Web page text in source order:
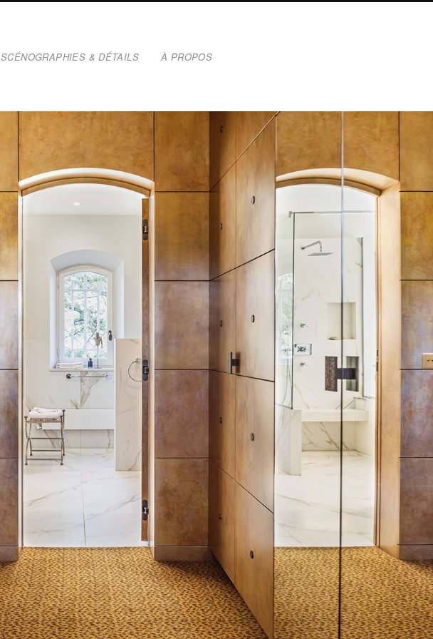
SCÉNOGRAPHIES & DÉTAILS À PROPOS